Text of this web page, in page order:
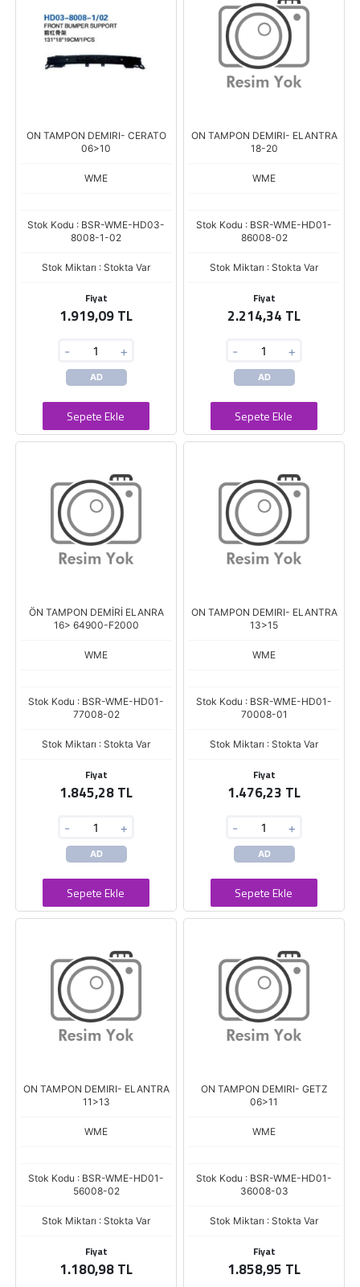
ON TAMPON DEMIRI- CERATO
06>10
WME
Stok Kodu : BSR-WME-HD03-
8008-1-02
Stok Miktarı : Stokta Var
Fiyat
1.919,09 TL
- +
AD
Sepete Ekle
ON TAMPON DEMIRI- ELANTRA
18-20
WME
Stok Kodu : BSR-WME-HD01-
86008-02
Stok Miktarı : Stokta Var
Fiyat
2.214,34 TL
- +
AD
Sepete Ekle
ÖN TAMPON DEMİRİ ELANRA
16> 64900-F2000
WME
Stok Kodu : BSR-WME-HD01-
77008-02
Stok Miktarı : Stokta Var
Fiyat
1.845,28 TL
- +
AD
Sepete Ekle
ON TAMPON DEMIRI- ELANTRA
13>15
WME
Stok Kodu : BSR-WME-HD01-
70008-01
Stok Miktarı : Stokta Var
Fiyat
1.476,23 TL
- +
AD
Sepete Ekle
ON TAMPON DEMIRI- ELANTRA
11>13
WME
Stok Kodu : BSR-WME-HD01-
56008-02
Stok Miktarı : Stokta Var
Fiyat
1.180,98 TL
ON TAMPON DEMIRI- GETZ
06>11
WME
Stok Kodu : BSR-WME-HD01-
36008-03
Stok Miktarı : Stokta Var
Fiyat
1.858,95 TL